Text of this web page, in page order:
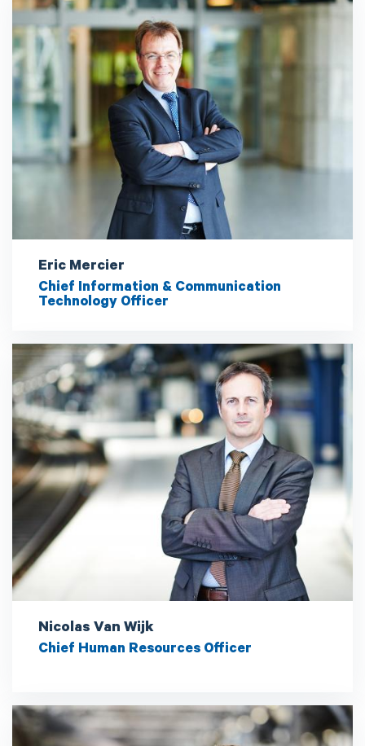
Eric Mercier
Chief Information & Communication
Technology Officer
Nicolas Van Wijk
Chief Human Resources Officer